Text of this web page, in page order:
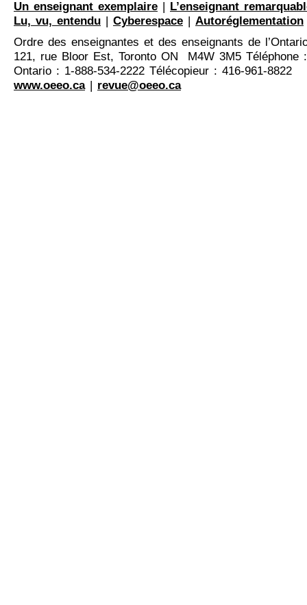
Un enseignant exemplaire | L’enseignant
Lu, vu, entendu | Cyberespace | Autoréglementation
Ordre des enseignantes et des enseignants de
121, rue Bloor Est, Toronto ON M4W 3M5 Téléphone
Ontario : 1-888-534-2222 Télécopieur : 416-961-8822
www.oeeo.ca| revue@oeeo.ca